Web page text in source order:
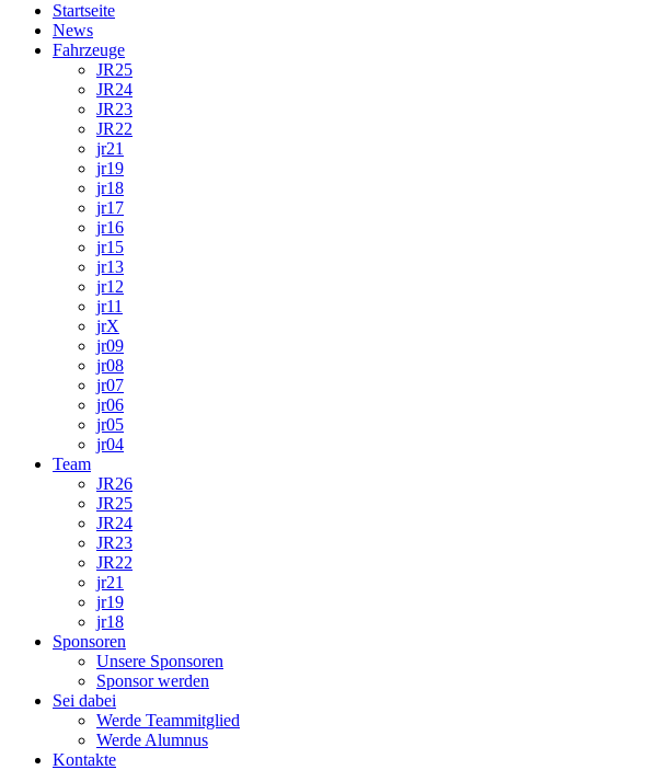
Startseite
News
Fahrzeuge
JR25
JR24
JR23
JR22
jr21
jr19
jr18
jr17
jr16
jr15
jr13
jr12
jr11
jrX
jr09
jr08
jr07
jr06
jr05
jr04
Team
JR26
JR25
JR24
JR23
JR22
jr21
jr19
jr18
Sponsoren
Unsere Sponsoren
Sponsor werden
Sei dabei
Werde Teammitglied
Werde Alumnus
Kontakte